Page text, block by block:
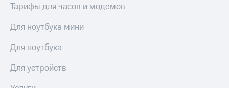
Тарифы для часов и модемов
Для ноутбука мини
Для ноутбука
Для устройств